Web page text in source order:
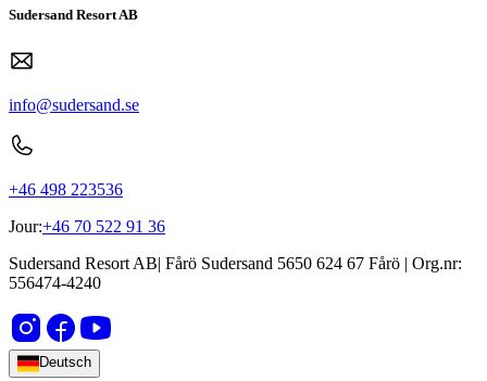
Sudersand Resort AB
info@sudersand.se
+46 498 223536
Jour:+46 70 522 91 36
Sudersand Resort AB| Fårö Sudersand 5650 624 67 Fårö | Org.nr:
556474-4240
Deutsch